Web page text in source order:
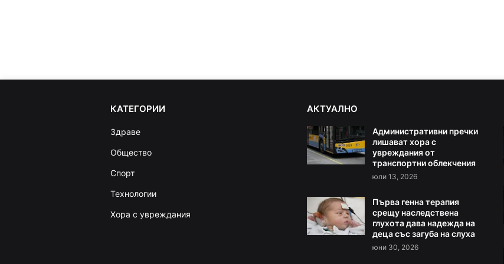
КАТЕГОРИИ
Здраве
Общество
Спорт
Технологии
Хора с увреждания
АКТУАЛНО
Административни пречки
лишават хора с
увреждания от
транспортни облекчения
юли 13, 2026
Първа генна терапия
срещу наследствена
глухота дава надежда на
деца със загуба на слуха
юни 30, 2026